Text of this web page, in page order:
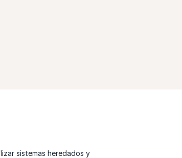
sistemas heredados y